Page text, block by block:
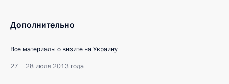
Дополнительно
Все материалы о визите на Украину
27 − 28 июля 2013 года